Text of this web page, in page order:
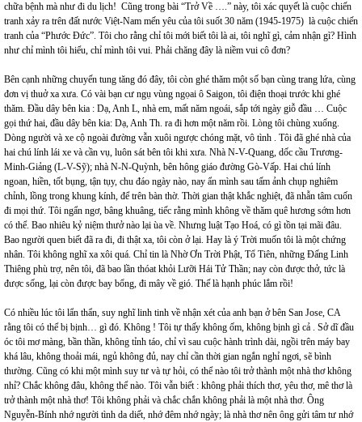
chữa bệnh mà như đi du lịch! Cũng trong bài “Trở Về ….” này, tôi xác quyết là cuộc chiến
tranh xảy ra trên đất nước Việt-Nam mến yêu của tôi suốt 30 năm (1945-1975) là cuộc chiến
tranh của “Phước Đức”. Tôi cho rằng chỉ tôi mới biết tôi là ai, tôi nghĩ gì, cảm nhận gì? Hình
như chỉ mình tôi hiểu, chỉ mình tôi vui. Phải chăng đây là niềm vui cô đơn?
Bên cạnh những chuyến tung tăng đó đây, tôi còn ghé thăm một số bạn cùng trang lứa, cùng
đơn vị thuở xa xưa. Có vài bạn cư ngụ vùng ngọai ô Saigon, tôi điện thoại trước khi ghé
thăm. Đầu dây bên kia : Dạ, Anh L, nhà em, mất năm ngoái, sắp tới ngày giỗ đầu … Cuộc
gọi thứ hai, đầu dây bên kia: Dạ, Anh Th. ra đi hơn một năm rồi. Lòng tôi chùng xuống.
Dòng người và xe cộ ngoài đường vẫn xuôi ngược chóng mặt, vô tình . Tôi đã ghé nhà của
hai chú lính lái xe và cần vụ, luôn sát bên tôi khi xưa. Nhà N-V-Quang, dốc cầu Trương-
Minh-Giảng (L-V-Sỹ); nhà N-N-Quỳnh, bên hông giáo đường Gò-Vấp. Hai chú lính
ngoan, hiền, tốt bụng, tận tụy, chu đáo ngày nào, nay ẩn mình sau tấm ảnh chụp nghiêm
chỉnh, lồng trong khung kính, để trên bàn thờ. Thời gian thật khắc nghiệt, đã nhẫn tâm cuốn
đi mọi thứ. Tôi ngẩn ngơ, bâng khuâng, tiếc rằng mình không về thăm quê hương sớm hơn
có thể. Bao nhiêu kỷ niệm thưở nào lại ùa về. Nhưng luật Tạo Hoá, có gì tồn tại mãi đâu.
Bao người quen biết đã ra đi, đi thật xa, tôi còn ở lại. Hay là ý Trời muốn tôi là một chứng
nhân. Tôi không nghĩ xa xôi quá. Chỉ tin là Nhờ Ơn Trời Phật, Tổ Tiên, những Đấng Linh
Thiêng phù trợ, nên tôi, đã bao lần thóat khỏi Lưỡi Hái Tử Thần; nay còn được thở, tức là
được sống, lại còn được bay bổng, đi mây về gió. Thế là hạnh phúc lắm rồi!
Có nhiều lúc tôi lẩn thẩn, suy nghĩ linh tinh về nhận xét của anh bạn ở bên San Jose, CA
rằng tôi có thể bị bịnh… gì đó. Không ! Tôi tự thấy không ốm, không bịnh gì cả . Sở dĩ đầu
óc tôi mơ màng, bần thần, không tỉnh táo, chỉ vì sau cuộc hành trình dài, ngồi trên máy bay
khá lâu, không thoải mái, ngủ không đủ, nay chỉ cần thời gian ngắn nghỉ ngơi, sẽ bình
thường. Cũng có khi một mình suy tư và tự hỏi, có thể nào tôi trở thành một nhà thơ không
nhỉ? Chắc không đâu, không thể nào. Tôi vẫn biết : không phải thích thơ, yêu thơ, mê thơ là
trở thành một nhà thơ! Tôi không phải và chắc chắn không phải là một nhà thơ. Ông
Nguyễn-Bính nhớ người tình da diết, nhớ đêm nhớ ngày; là nhà thơ nên ông gửi tâm tư nhớ